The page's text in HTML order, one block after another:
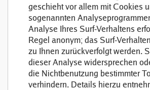
geschieht vor allem mit Cookies
sogenannten
Analyse Ihres Surf-Verhaltens
Regel anonym; das Surf-
zu Ihnen zurückverfolgt werden.
dieser Analyse widersprechen
die Nichtbenutzung bestimmter
verhindern. Details hierzu